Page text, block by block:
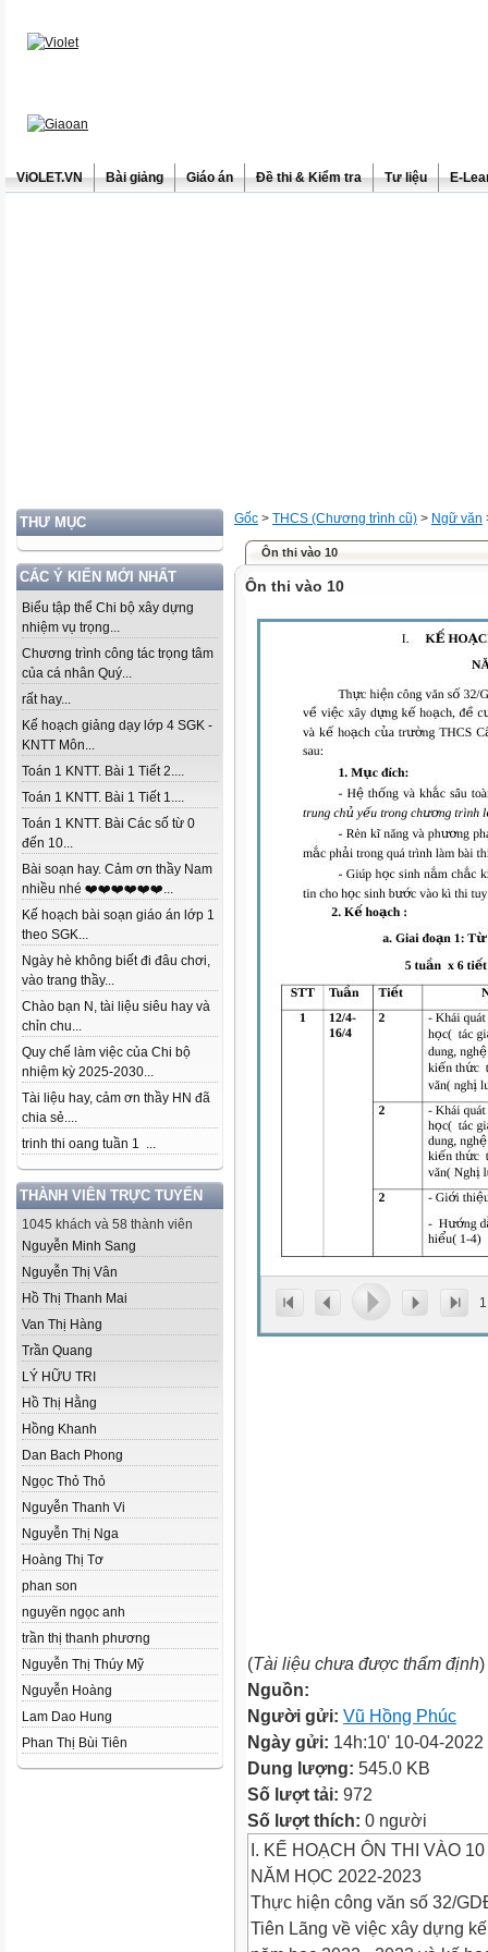
ViOLET.VN Bài giảng Giáo án Đề thi & Kiểm tra Tư liệu E-
THƯ MỤC
CÁC Ý KIẾN MỚI NHẤT
Biểu tập thể Chi bộ xây dựng
nhiệm vụ trọng...
Chương trình công tác trọng tâm
của cá nhân Quý...
rất hay...
Kế hoạch giảng dạy lớp 4 SGK -
KNTT Môn...
Toán 1 KNTT. Bài 1 Tiết 2....
Toán 1 KNTT. Bài 1 Tiết 1....
Toán 1 KNTT. Bài Các số từ 0
đến 10...
Bài soạn hay. Cảm ơn thầy Nam
nhiều nhé ❤️❤️❤️❤️❤️❤️...
Kế hoạch bài soạn giáo án lớp 1
theo SGK...
Ngày hè không biết đi đâu chơi,
vào trang thầy...
Chào bạn N, tài liệu siêu hay và
chỉn chu...
Quy chế làm việc của Chi bộ
nhiệm kỳ 2025-2030...
Tài liệu hay, cảm ơn thầy HN đã
chia sẻ....
trinh thi oang tuần 1 ...
THÀNH VIÊN TRỰC TUYẾN
1045 khách và 58 thành viên
Nguyễn Minh Sang
Nguyễn Thị Vân
Hồ Thị Thanh Mai
Van Thị Hàng
Trần Quang
LÝ HỮU TRI
Hồ Thị Hằng
Hồng Khanh
Dan Bach Phong
Ngọc Thỏ Thỏ
Nguyễn Thanh Vi
Nguyễn Thị Nga
Hoàng Thị Tơ
phan son
nguyẽn ngọc anh
trần thị thanh phương
Nguyễn Thị Thúy Mỹ
Nguyễn Hoàng
Lam Dao Hung
Phan Thị Bùi Tiên
Gốc > THCS (Chương trình cũ) > Ngữ văn
Ôn thi vào 10
Ôn thi vào 10
1
(Tài liệu chưa được thẩm định)
Nguồn:
Người gửi: Vũ Hồng Phúc
Ngày gửi: 14h:10' 10-04-2022
Dung lượng: 545.0 KB
Số lượt tải: 972
Số lượt thích: 0 người
I. KẾ HOẠCH ÔN THI VÀO
NĂM HỌC 2022-2023
Thực hiện công văn số 32/
Tiên Lãng về việc xây dựng